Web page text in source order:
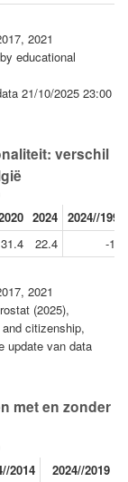
2021
educational
21/10/2025 23:00
verschil
2024 2024//1995
31.4 22.4
-1.0
2021
(2025),
citizenship,
update van data
met en zonder
2014
2024//2019